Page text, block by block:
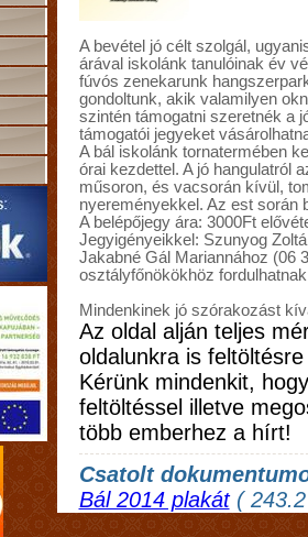
A bevétel jó célt szolgál,
árával iskolánk tanulóinak év
fúvós zenekarunk
gondoltunk, akik valamilyen
szintén támogatni szeretnék a
támogatói jegyeket
A bál iskolánk tornatermében
órai kezdettel. A jó hangulatról
műsoron, és vacsorán kívül,
nyereményekkel. Az est során
A belépőjegy ára: 3000Ft
Jegyigényeikkel: Szunyog
Jakabné Gál Mariannához (06
osztályfőnökökhöz
Mindenkinek jó szórakozást
Az oldal alján teljes
oldalunkra is
Kérünk mindenkit,
feltöltéssel illetve
több emberhez a hírt!
Csatolt
Bál 2014 plakát( 243.2